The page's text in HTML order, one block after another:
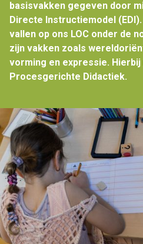
basisvakken gegeven door
Directe Instructiemodel
vallen op ons LOC onder de
zijn vakken zoals
vorming en expressie.
Procesgerichte Didactiek.